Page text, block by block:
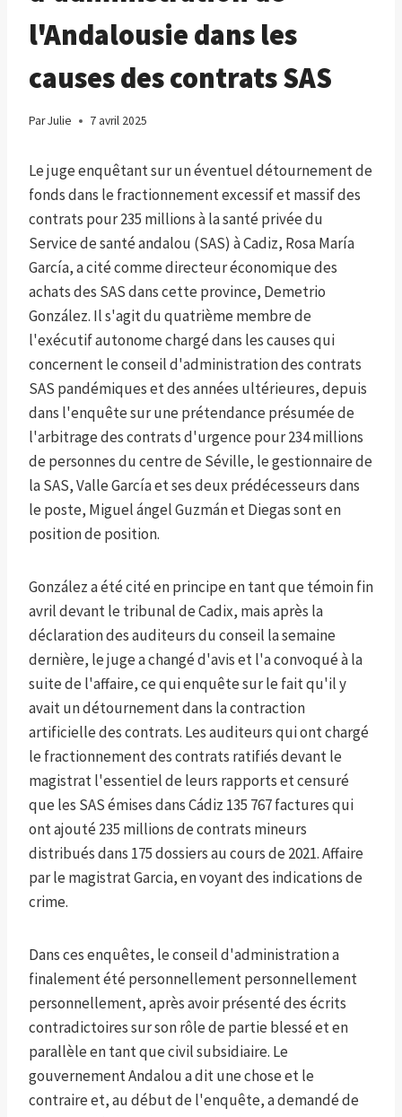
l'Andalousie dans les
causes des contrats SAS
ParJulie 7 avril 2025
Le juge enquêtant sur un éventuel détournement de
fonds dans le fractionnement excessif et massif des
contrats pour 235 millions à la santé privée du
Service de santé andalou (SAS) à Cadiz, Rosa María
García, a cité comme directeur économique des
achats des SAS dans cette province, Demetrio
González. Il s'agit du quatrième membre de
l'exécutif autonome chargé dans les causes qui
concernent le conseil d'administration des contrats
SAS pandémiques et des années ultérieures, depuis
dans l'enquête sur une prétendance présumée de
l'arbitrage des contrats d'urgence pour 234 millions
de personnes du centre de Séville, le gestionnaire de
la SAS, Valle García et ses deux prédécesseurs dans
le poste, Miguel ángel Guzmán et Diegas sont en
position de position.
González a été cité en principe en tant que témoin fin
avril devant le tribunal de Cadix, mais après la
déclaration des auditeurs du conseil la semaine
dernière, le juge a changé d'avis et l'a convoqué à la
suite de l'affaire, ce qui enquête sur le fait qu'il y
avait un détournement dans la contraction
artificielle des contrats. Les auditeurs qui ont chargé
le fractionnement des contrats ratifiés devant le
magistrat l'essentiel de leurs rapports et censuré
que les SAS émises dans Cádiz 135 767 factures qui
ont ajouté 235 millions de contrats mineurs
distribués dans 175 dossiers au cours de 2021. Affaire
par le magistrat Garcia, en voyant des indications de
crime.
Dans ces enquêtes, le conseil d'administration a
finalement été personnellement personnellement
personnellement, après avoir présenté des écrits
contradictoires sur son rôle de partie blessé et en
parallèle en tant que civil subsidiaire. Le
gouvernement Andalou a dit une chose et le
contraire et, au début de l'enquête, a demandé de